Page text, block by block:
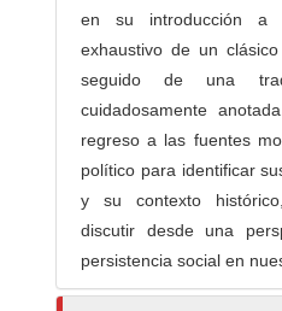
en su introducción a
exhaustivo de un
seguido de una
cuidadosamente
regreso a las fuentes
político para identificar
y su contexto
discutir desde una
persistencia social en